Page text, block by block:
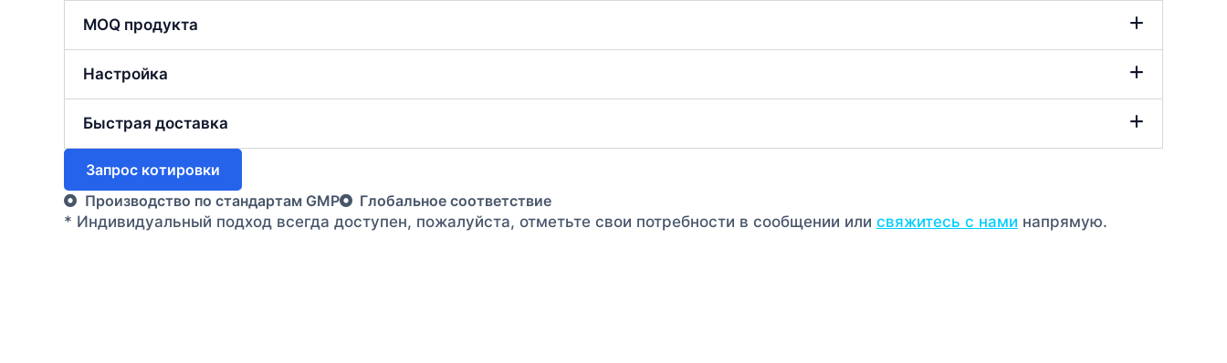
MOQ продукта
Настройка
Быстрая доставка
Запрос котировки
Производство по стандартам GMP
Глобальное соответствие
* Индивидуальный подход всегда доступен, пожалуйста, отметьте свои потребности в сообщении или свяжитесь с нами напрямую.